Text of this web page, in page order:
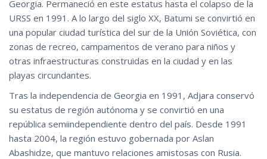
Georgia. Permaneció en este estatus hasta el colapso de la
URSS en 1991. A lo largo del siglo XX, Batumi se convirtió en
una popular ciudad turística del sur de la Unión Soviética, con
zonas de recreo, campamentos de verano para niños y
otras infraestructuras construidas en la ciudad y en las
playas circundantes.
Tras la independencia de Georgia en 1991, Adjara conservó
su estatus de región autónoma y se convirtió en una
república semiindependiente dentro del país. Desde 1991
hasta 2004, la región estuvo gobernada por Aslan
Abashidze, que mantuvo relaciones amistosas con Rusia.